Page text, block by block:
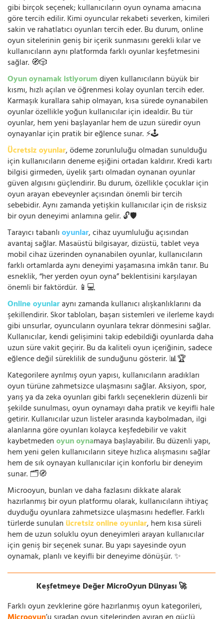
gibi birçok seçenek; kullanıcıların oyun oynama amacına
göre tercih edilir. Kimi oyuncular rekabeti severken, kimileri
sakin ve rahatlatıcı oyunları tercih eder. Bu durum, online
oyun sitelerinin geniş bir içerik sunmasını gerekli kılar ve
kullanıcıların aynı platformda farklı oyunlar keşfetmesini
sağlar. 🧭🎲
Oyun oynamak istiyorumdiyen kullanıcıların büyük bir
kısmı, hızlı açılan ve öğrenmesi kolay oyunları tercih eder.
Karmaşık kurallara sahip olmayan, kısa sürede oynanabilen
oyunlar özellikle yoğun kullanıcılar için idealdir. Bu tür
oyunlar, hem yeni başlayanlar hem de uzun süredir oyun
oynayanlar için pratik bir eğlence sunar. ⚡🕹️
Ücretsiz oyunlar, ödeme zorunluluğu olmadan sunulduğu
için kullanıcıların deneme eşiğini ortadan kaldırır. Kredi kartı
bilgisi girmeden, üyelik şartı olmadan oynanan oyunlar
güven algısını güçlendirir. Bu durum, özellikle çocuklar için
oyun arayan ebeveynler açısından önemli bir tercih
sebebidir. Aynı zamanda yetişkin kullanıcılar için de risksiz
bir oyun deneyimi anlamına gelir. 🔓🛡️
Tarayıcı tabanlıoyunlar, cihaz uyumluluğu açısından
avantaj sağlar. Masaüstü bilgisayar, dizüstü, tablet veya
mobil cihaz üzerinden oynanabilen oyunlar, kullanıcıların
farklı ortamlarda aynı deneyimi yaşamasına imkân tanır. Bu
esneklik, “her yerden oyun oyna” beklentisini karşılayan
önemli bir faktördür. 📱💻
Online oyunlaraynı zamanda kullanıcı alışkanlıklarını da
şekillendirir. Skor tabloları, başarı sistemleri ve ilerleme kaydı
gibi unsurlar, oyuncuların oyunlara tekrar dönmesini sağlar.
Kullanıcılar, kendi gelişimini takip edebildiği oyunlarda daha
uzun süre vakit geçirir. Bu da kaliteli oyun içeriğinin, sadece
eğlence değil süreklilik de sunduğunu gösterir. 📊🏆
Kategorilere ayrılmış oyun yapısı, kullanıcıların aradıkları
oyun türüne zahmetsizce ulaşmasını sağlar. Aksiyon, spor,
yarış ya da zeka oyunları gibi farklı seçeneklerin düzenli bir
şekilde sunulması, oyun oynamayı daha pratik ve keyifli hale
getirir. Kullanıcılar uzun listeler arasında kaybolmadan, ilgi
alanlarına göre oyunları kolayca keşfedebilir ve vakit
kaybetmedenoyun oynamaya başlayabilir. Bu düzenli yapı,
hem yeni gelen kullanıcıların siteye hızlıca alışmasını sağlar
hem de sık oynayan kullanıcılar için konforlu bir deneyim
sunar. 🗂️🧭
Microoyun, bunları ve daha fazlasını dikkate alarak
hazırlanmış bir oyun platformu olarak, kullanıcıların ihtiyaç
duyduğu oyunlara zahmetsizce ulaşmasını hedefler. Farklı
türlerde sunulan ücretsiz online oyunlar, hem kısa süreli
hem de uzun soluklu oyun deneyimleri arayan kullanıcılar
için geniş bir seçenek sunar. Bu yapı sayesinde oyun
oynamak, planlı ve keyifli bir deneyime dönüşür. ✨
Keşfetmeye Değer MicroOyun Dünyası 🚀
Farklı oyun zevklerine göre hazırlanmış oyun kategorileri,